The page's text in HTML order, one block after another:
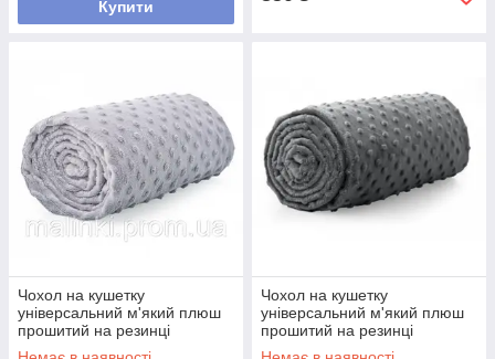
Купити
Чохол на кушетку
універсальний м'який плюш
прошитий на резинці
Чохол на кушетку
універсальний м'який плюш
прошитий на резинці